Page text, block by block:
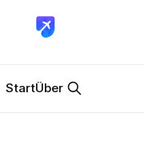
StartÜber